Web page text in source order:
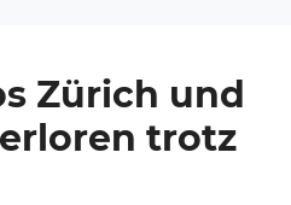
Zürich und
trotz